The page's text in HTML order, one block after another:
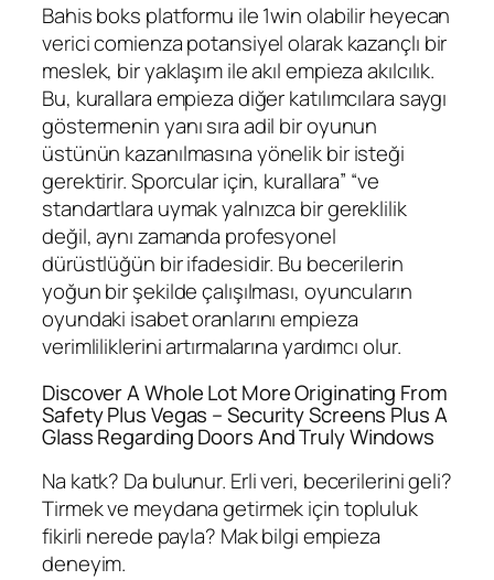
Bahis boks platformu ile 1win olabilir heyecan
verici comienza potansiyel olarak kazançlı bir
meslek, bir yaklaşım ile akıl empieza akılcılık.
Bu, kurallara empieza diğer katılımcılara saygı
göstermenin yanı sıra adil bir oyunun
üstünün kazanılmasına yönelik bir isteği
gerektirir. Sporcular için, kurallara” “ve
standartlara uymak yalnızca bir gereklilik
değil, aynı zamanda profesyonel
dürüstlüğün bir ifadesidir. Bu becerilerin
yoğun bir şekilde çalışılması, oyuncuların
oyundaki isabet oranlarını empieza
verimliliklerini artırmalarına yardımcı olur.
Discover A Whole Lot More Originating From
Safety Plus Vegas – Security Screens Plus A
Glass Regarding Doors And Truly Windows
Na katk? Da bulunur. Erli veri, becerilerini geli?
Tirmek ve meydana getirmek için topluluk
fikirli nerede payla? Mak bilgi empieza
deneyim.